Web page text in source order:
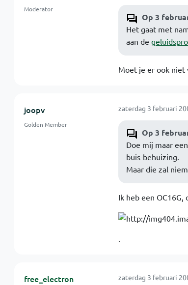
Moderator
Op 3
Het gaat met
aan de
Moet je er ook niet
joopv
Golden Member
zaterdag 3 februari
Op 3
Doe mij maar
buis-behuizing.
Maar die zal
Ik heb een OC16G,
.
free_electron zaterdag 3 februari